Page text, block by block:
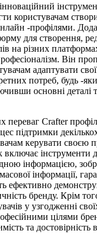
користувачам
-профілями.
для створення,
на різних
Він
адаптувати
потреб, будь -
основні деталі
переваг Crafter
підтримки
керувати своєю
включає інструменти
інформацією,
інформації,
ефективно
бренду. Крім
у узгодженні
цілями
та достовірність